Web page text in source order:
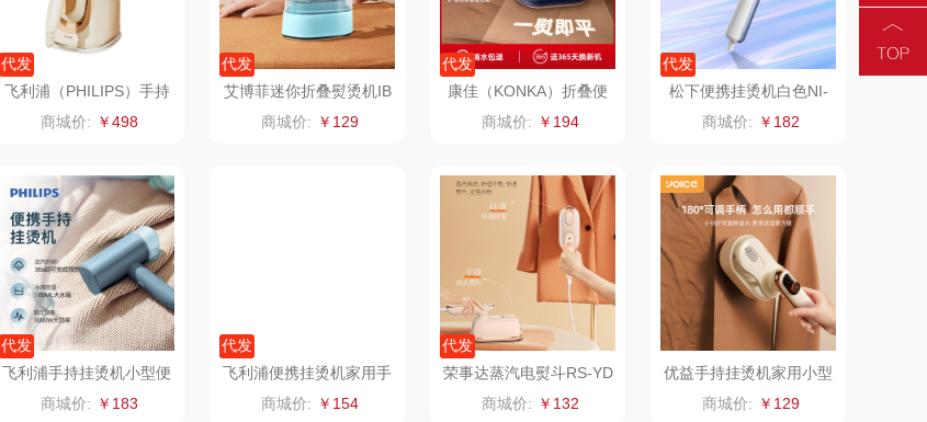
润本（套装） 戴可思 京意之选
阿茜娅（AGIA） 首佩 SWISS MILITARY 罗莱超柔床品
奈雪茶院 克洛特 竹盐
形象派 花卉诗 ROBAM老板 康夫
拜灭士 舒蕾（定制款） 富昌（定制款） 爱国者（移动电
源）
荣诚 周六福 江中食疗 凤凰
马克图布 苏泊尔（代理商） 九阳（代理商） 晒瑞 实丰文化
代发
飞利浦（PHILIPS）手持
挂烫机STE0850/50
商城价: ￥498
代发
艾博菲迷你折叠熨烫机IB
FD-101
商城价: ￥129
代发
康佳（KONKA）折叠便
携电烫斗KZ-YB6006
商城价: ￥194
代发
松下便携挂烫机白色NI-
GHD015
商城价: ￥182
代发
飞利浦手持挂烫机小型便
携蒸汽熨烫机可折叠STH
3000/28
商城价: ￥183
代发
飞利浦便携挂烫机家用手
持蒸汽熨烫机STH1000/
10
商城价: ￥154
代发
荣事达蒸汽电熨斗RS-YD
1035A
商城价: ￥132
优益手持挂烫机家用小型
熨烫机Y-GT05
商城价: ￥129